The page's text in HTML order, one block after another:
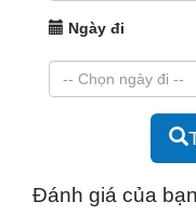
Ngày đi
Đánh giá của